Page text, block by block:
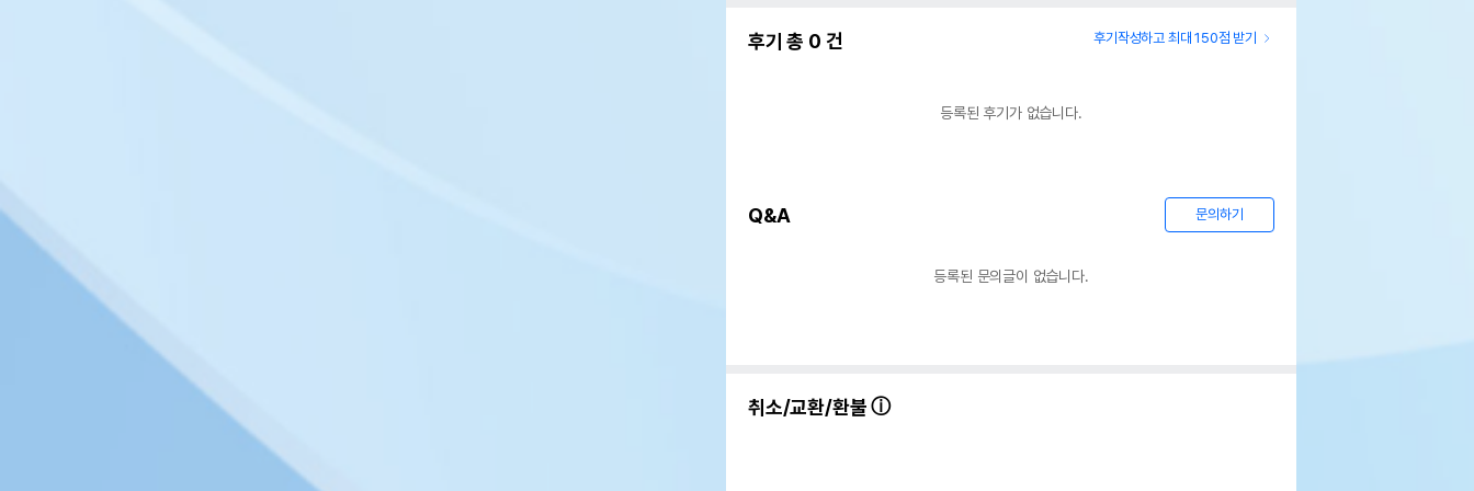
후기 총 0 건 후기작성하고 최대 150점 받기
등록된 후기가 없습니다.
Q&A 문의하기
등록된 문의글이 없습니다.
취소/교환/환불